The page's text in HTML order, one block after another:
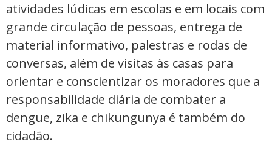
atividades lúdicas em escolas e em locais com
grande circulação de pessoas, entrega de
material informativo, palestras e rodas de
conversas, além de visitas às casas para
orientar e conscientizar os moradores que a
responsabilidade diária de combater a
dengue, zika e chikungunya é também do
cidadão.